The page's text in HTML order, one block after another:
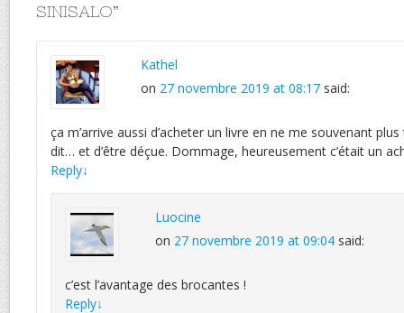
SINISALO”
Kathel
on 27 novembre 2019 at 08:17 said:
ça m’arrive aussi d’acheter un livre en ne me souvenant
dit… et d’être déçue. Dommage, heureusement c’était un
Reply↓
Luocine
on 27 novembre 2019 at 09:04 said:
c’est l’avantage des brocantes !
Reply↓